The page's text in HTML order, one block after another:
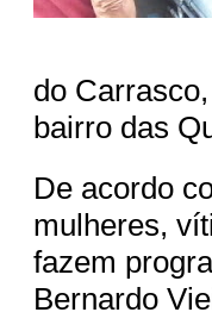
do
bairro das
De acordo
mulheres,
fazem
Bernardo